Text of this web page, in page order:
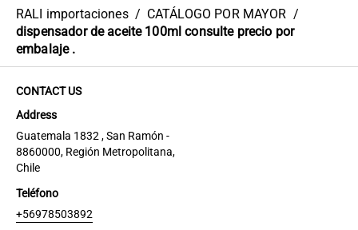
RALI importaciones / CATÁLOGO POR MAYOR /
dispensador de aceite 100ml consulte precio por
embalaje .
CONTACT US
Address
Guatemala 1832 , San Ramón -
8860000, Región Metropolitana,
Chile
Teléfono
+56978503892